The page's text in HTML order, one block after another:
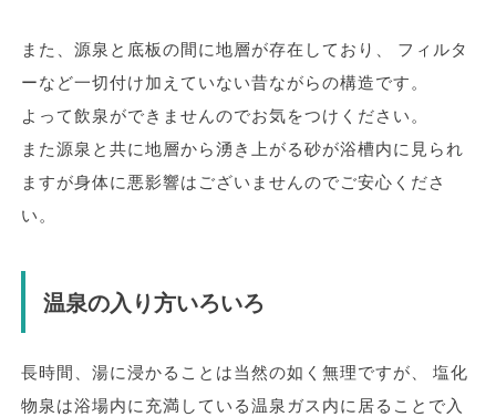
また、源泉と底板の間に地層が存在しており、 フィルタ
ーなど一切付け加えていない昔ながらの構造です。
よって飲泉ができませんのでお気をつけください。
また源泉と共に地層から湧き上がる砂が浴槽内に見られ
ますが身体に悪影響はございませんのでご安心くださ
い。
温泉の入り方いろいろ
長時間、湯に浸かることは当然の如く無理ですが、 塩化
物泉は浴場内に充満している温泉ガス内に居ることで入